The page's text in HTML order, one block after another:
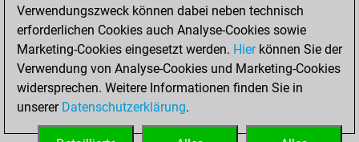
Montag, Oktober
16, 2017
You played 4
bullet games
Play
You scored +2
Verwendungszweck können dabei neben technisch
erforderlichen Cookies auch Analyse-Cookies sowie
Marketing-Cookies eingesetzt werden. Hierkönnen Sie der
Verwendung von Analyse-Cookies und Marketing-Cookies
widersprechen. Weitere Informationen finden Sie in
unserer Datenschutzerklärung.